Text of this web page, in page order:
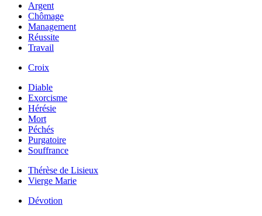
Argent
Chômage
Management
Réussite
Travail
Croix
Diable
Exorcisme
Hérésie
Mort
Péchés
Purgatoire
Souffrance
Thérèse de Lisieux
Vierge Marie
Dévotion